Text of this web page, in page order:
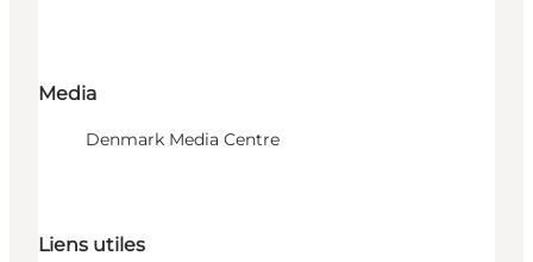
Media
Denmark Media Centre
Liens utiles